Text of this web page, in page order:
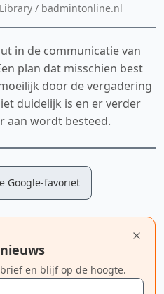
/ badmintonline.nl
in de communicatie van
plan dat misschien best
door de vergadering
duidelijk is en er verder
aan wordt besteed.
Google-favoriet
en blijf op de hoogte.